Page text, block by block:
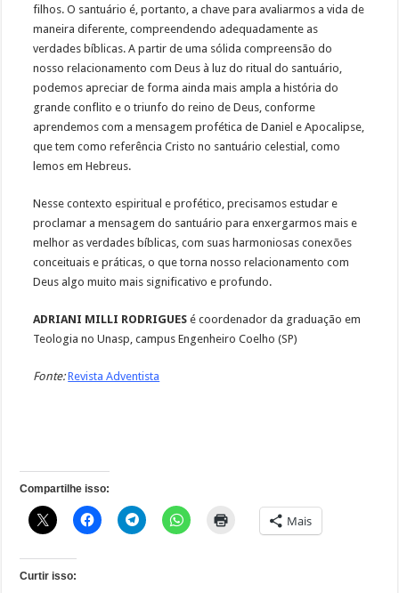
filhos. O santuário é, portanto, a chave para avaliarmos a vida de
maneira diferente, compreendendo adequadamente as
verdades bíblicas. A partir de uma sólida compreensão do
nosso relacionamento com Deus à luz do ritual do santuário,
podemos apreciar de forma ainda mais ampla a história do
grande conflito e o triunfo do reino de Deus, conforme
aprendemos com a mensagem profética de Daniel e Apocalipse,
que tem como referência Cristo no santuário celestial, como
lemos em Hebreus.
Nesse contexto espiritual e profético, precisamos estudar e
proclamar a mensagem do santuário para enxergarmos mais e
melhor as verdades bíblicas, com suas harmoniosas conexões
conceituais e práticas, o que torna nosso relacionamento com
Deus algo muito mais significativo e profundo.
ADRIANI MILLI RODRIGUES é coordenador da graduação em
Teologia no Unasp, campus Engenheiro Coelho (SP)
Fonte: Revista Adventista
Compartilhe isso:
Mais
Curtir isso: